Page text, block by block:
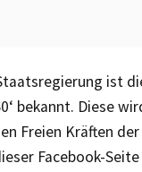
ist
bekannt. Diese
Freien Kräften der
Facebook-